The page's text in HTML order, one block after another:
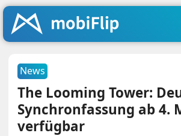
News
The Looming Tower:
Synchronfassung ab 4.
verfügbar